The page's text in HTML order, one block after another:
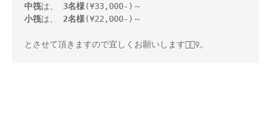
中筏は、 3名様
小筏は、 2名様(¥22,000-)～
とさせて頂きますので宜しくお願いします🙇🏻‍♀️。